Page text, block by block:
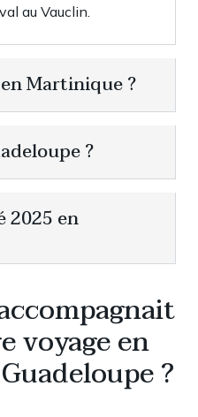
au Vauclin.
Martinique ?
?
2025 en
voyage en
?